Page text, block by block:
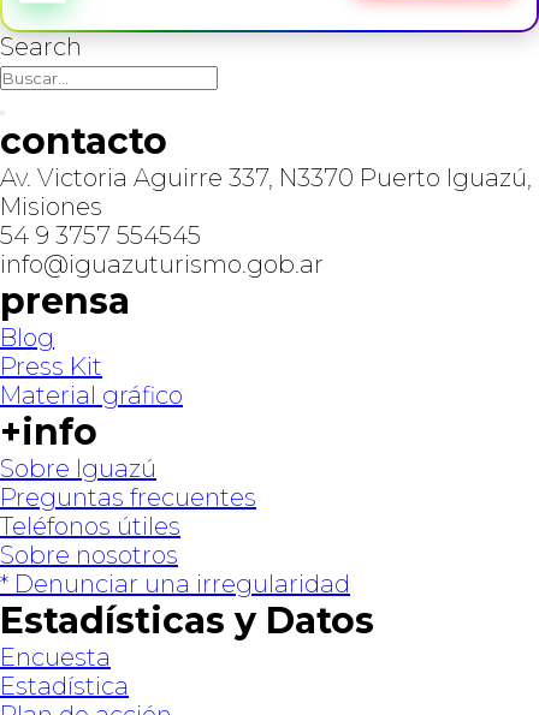
Search
contacto
Av. Victoria Aguirre 337, N3370 Puerto Iguazú,
Misiones
54 9 3757 554545
info@iguazuturismo.gob.ar
prensa
Blog
Press Kit
Material gráfico
+info
Sobre Iguazú
Preguntas frecuentes
Teléfonos útiles
Sobre nosotros
* Denunciar una irregularidad
Estadísticas y Datos
Encuesta
Estadística